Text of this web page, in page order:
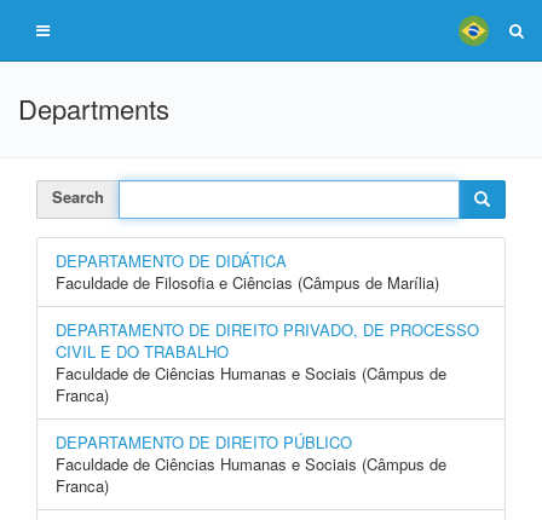
Departments
Search
DEPARTAMENTO DE DIDÁTICA
Faculdade de Filosofia e Ciências (Câmpus de Marília)
DEPARTAMENTO DE DIREITO PRIVADO, DE PROCESSO
CIVIL E DO TRABALHO
Faculdade de Ciências Humanas e Sociais (Câmpus de
Franca)
DEPARTAMENTO DE DIREITO PÚBLICO
Faculdade de Ciências Humanas e Sociais (Câmpus de
Franca)